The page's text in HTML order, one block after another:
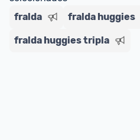
fralda
fralda huggies
fralda huggies tripla